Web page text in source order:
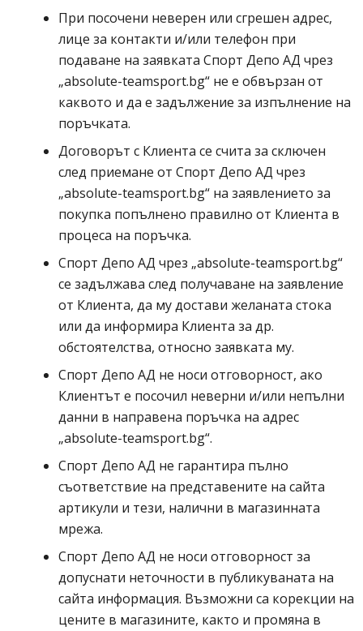
При посочени неверен или сгрешен адрес,
лице за контакти и/или телефон при
подаване на заявката Спорт Депо АД Спорт
чрез
„absolute-teamsport.bg“ не е обвързан от
каквото и да е задължение за изпълнение на
поръчката.
Договорът с Клиента се счита за сключен
след приемане от Спорт Депо АД Спорт депо А
чрез
„absolute-teamsport.bg“ на заявлението за
покупка попълнено правилно от Клиента в
процеса на поръчка.
Спорт Депо АД Спорт депо А ДЕ
чрез „absolute-teamsport.bg“
се задължава след получаване на заявление
от Клиента, да му достави желаната стока
или да информира Клиента за др.
обстоятелства, относно заявката му.
Спорт Депо АД Спорт депо А ДЕ
не носи отговорност, ако
Клиентът е посочил неверни и/или непълни
данни в направена поръчка на адрес
„absolute-teamsport.bg“.
Спорт Депо АД Спорт депо А ДЕ
не гарантира пълно
съответствие на представените на сайта
артикули и тези, налични в магазинната
мрежа.
Спорт Депо АД Спорт депо А ДЕ
не носи отговорност за
допуснати неточности в публикуваната на
сайта информация. Възможни са корекции на
цените в магазините, както и промяна в